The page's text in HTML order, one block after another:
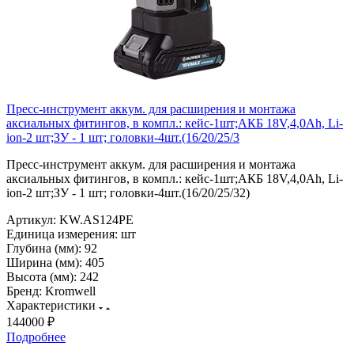
Пресс-инструмент аккум. для расширения и монтажа
аксиальных фитингов, в компл.: кейс-1шт;АКБ 18V,4,0Ah, Li-
ion-2 шт;ЗУ - 1 шт; головки-4шт.(16/20/25/3
Пресс-инструмент аккум. для расширения и монтажа
аксиальных фитингов, в компл.: кейс-1шт;АКБ 18V,4,0Ah, Li-
ion-2 шт;ЗУ - 1 шт; головки-4шт.(16/20/25/32)
Артикул: KW.AS124PE
Единица измерения: шт
Глубина (мм): 92
Ширина (мм): 405
Высота (мм): 242
Бренд: Kromwell
Характеристики
144000 ₽
Подробнее